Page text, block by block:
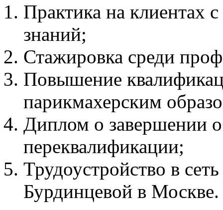
Практика на клиентах
знаний;
Стажировка среди
Повышение
парикмахерским
Диплом о завершении
переквалификации;
Трудоустройство в
Бурдинцевой в Москве.